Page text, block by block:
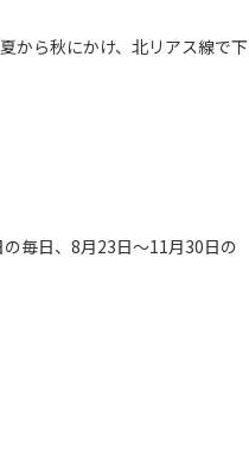
から秋にかけ、北リアス線で下
毎日、8月23日～11月30日の